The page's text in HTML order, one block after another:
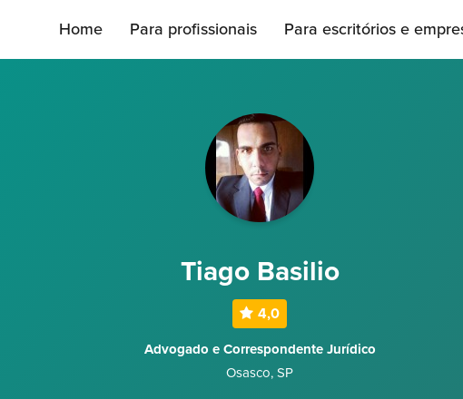
Home Para profissionais Para escritórios e
Tiago Basilio
4,0
Advogado e Correspondente Jurídico
Osasco, SP